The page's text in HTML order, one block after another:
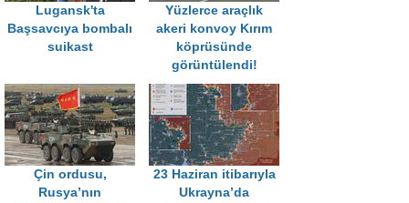
Lugansk'ta
Başsavcıya bombalı
suikast
Yüzlerce araçlık
akeri konvoy Kırım
köprüsünde
görüntülendi!
Çin ordusu,
Rusya’nın
23 Haziran itibarıyla
Ukrayna’da